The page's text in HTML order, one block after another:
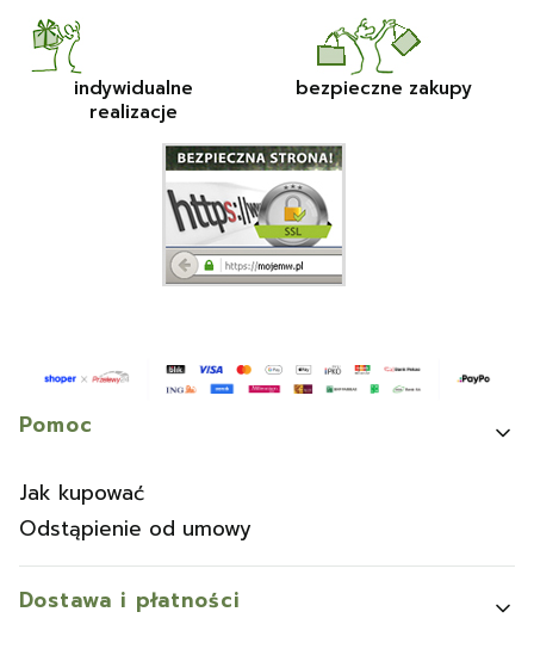
indywidualne
realizacje
bezpieczne zakupy
Linki w stopce
Pomoc
Jak kupować
Odstąpienie od umowy
Dostawa i płatności